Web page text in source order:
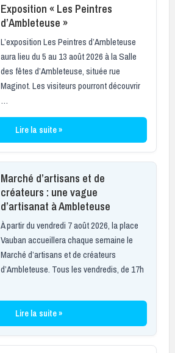
Exposition « Les Peintres
d’Ambleteuse »
L’exposition Les Peintres d’Ambleteuse
aura lieu du 5 au 13 août 2026 à la Salle
des fêtes d’Ambleteuse, située rue
Maginot. Les visiteurs pourront découvrir
…
Lire la suite »
Marché d’artisans et de
créateurs : une vague
d’artisanat à Ambleteuse
À partir du vendredi 7 août 2026, la place
Vauban accueillera chaque semaine le
Marché d’artisans et de créateurs
d’Ambleteuse. Tous les vendredis, de 17h
Lire la suite »